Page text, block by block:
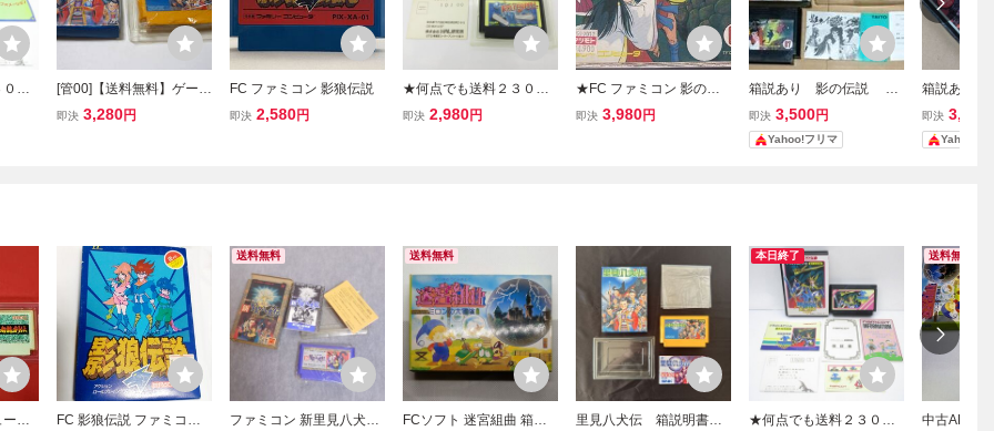
円
[管00]【送料無料】ゲーム
ソフト FC 里見八犬伝 フ
即決 3,280円
FC ファミコン 影狼伝説
即決 2,580円
★何点でも送料２３０円
★ローラーボール 箱・説
即決 2,980円
★FC ファミコン 影の伝
説 (箱・説明書付) *TAITO
即決 3,980円
箱説あり 影の伝説 フ
ァミコン
即決 3,500円
Yahoo!フリマ
箱説あり
ャー ハド
コン FC
ム シュー
即決 3,999
Yahoo!フ
タ
FC 影狼伝説 ファミコン
送料無料
ファミコン 新里見八犬伝
送料無料
FCソフト 迷宮組曲 箱・
里見八犬伝 箱説明書付
本日終了
★何点でも送料２３０円
送料無料
中古AB★